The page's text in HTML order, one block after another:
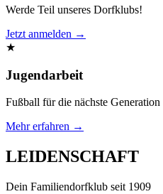
Werde Teil unseres Dorfklubs!
Jetzt anmelden →
★
Jugendarbeit
Fußball für die nächste Generation
Mehr erfahren →
LEIDENSCHAFT
Dein Familiendorfklub seit 1909